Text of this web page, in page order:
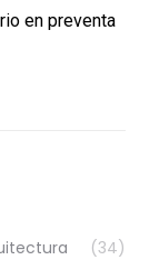
en preventa
(34)